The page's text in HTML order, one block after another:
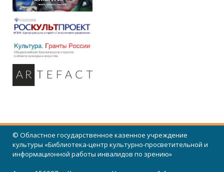
© Областное государственное казенное учреждение
культуры «Библиотека-центр культурно-просветительной и
информационной работы инвалидов по зрению»